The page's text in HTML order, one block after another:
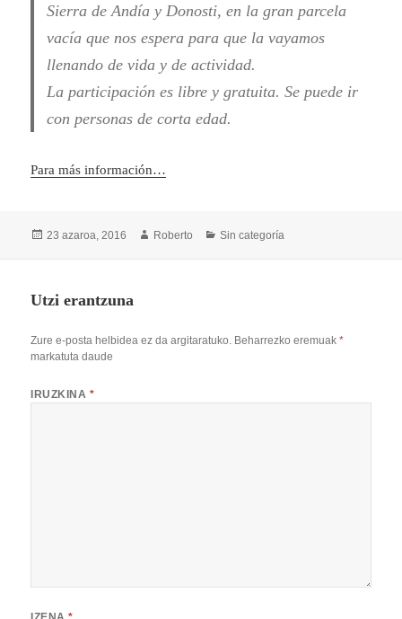
Sierra de Andía y Donosti, en la gran parcela
vacía que nos espera para que la vayamos
llenando de vida y de actividad.
La participación es libre y gratuita. Se puede ir
con personas de corta edad.
Para más información…
Argitaratze-
23 azaroa, 2016 Egilea
Roberto Kategoriak
Sin categoría
Utzi erantzuna
Zure e-posta helbidea ez da argitaratuko. Beharrezko eremuak*
markatuta daude
IRUZKINA *